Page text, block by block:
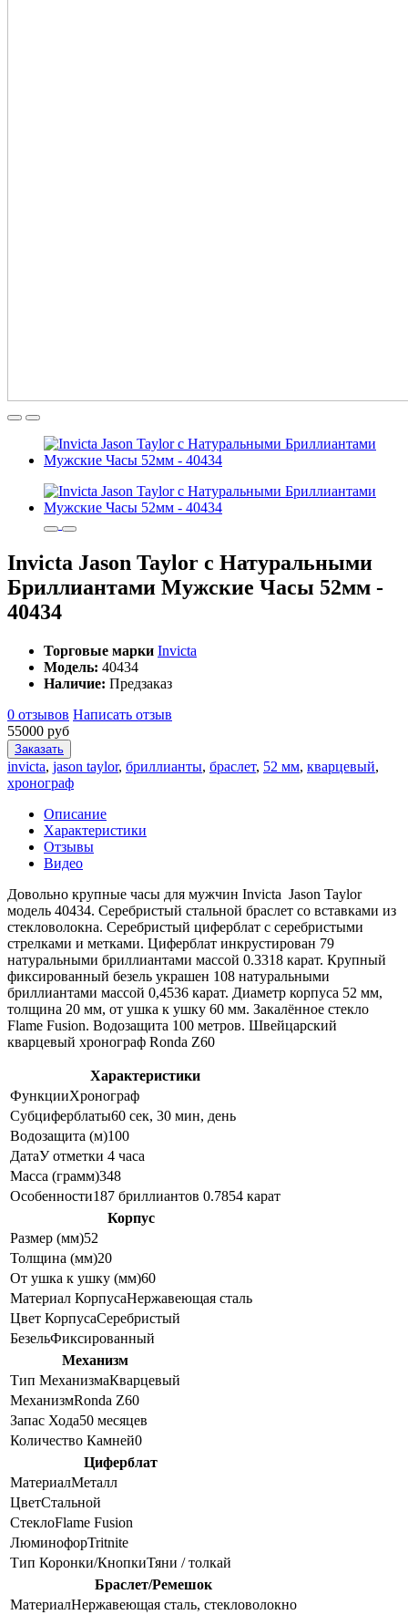
Invicta Jason Taylor с Натуральными
Бриллиантами Мужские Часы 52мм -
40434
Торговые марки Invicta
Модель: 40434
Наличие: Предзаказ
0 отзывов Написать отзыв
55000 руб
Заказать
invicta, jason taylor, бриллианты, браслет, 52 мм, кварцевый,
хронограф
Описание
Характеристики
Отзывы
Видео
Довольно крупные часы для мужчин Invicta Jason Taylor
модель 40434. Серебристый стальной браслет со вставками из
стекловолокна. Серебристый циферблат с серебристыми
стрелками и метками. Циферблат инкрустирован 79
натуральными бриллиантами массой 0.3318 карат. Крупный
фиксированный безель украшен 108 натуральными
бриллиантами массой 0,4536 карат. Диаметр корпуса 52 мм,
толщина 20 мм, от ушка к ушку 60 мм. Закалённое стекло
Flame Fusion. Водозащита 100 метров. Швейцарский
кварцевый хронограф Ronda Z60
Характеристики
ФункцииХронограф
Субциферблаты60 сек, 30 мин, день
Водозащита (м)100
ДатаУ отметки 4 часа
Масса (грамм)348
Особенности187 бриллиантов 0.7854 карат
Корпус
Размер (мм)52
Толщина (мм)20
От ушка к ушку (мм)60
Материал КорпусаНержавеющая сталь
Цвет КорпусаСеребристый
БезельФиксированный
Механизм
Тип МеханизмаКварцевый
МеханизмRonda Z60
Запас Хода50 месяцев
Количество Камней0
Циферблат
МатериалМеталл
ЦветСтальной
СтеклоFlame Fusion
ЛюминофорTritnite
Тип Коронки/КнопкиТяни / толкай
Браслет/Ремешок
МатериалНержавеющая сталь, стекловолокно